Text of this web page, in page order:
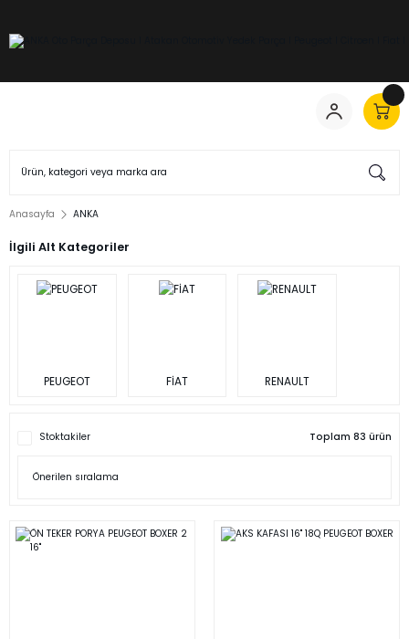
Anasayfa ANKA
İlgili Alt Kategoriler
PEUGEOT FİAT RENAULT
Stoktakiler Toplam 83 ürün